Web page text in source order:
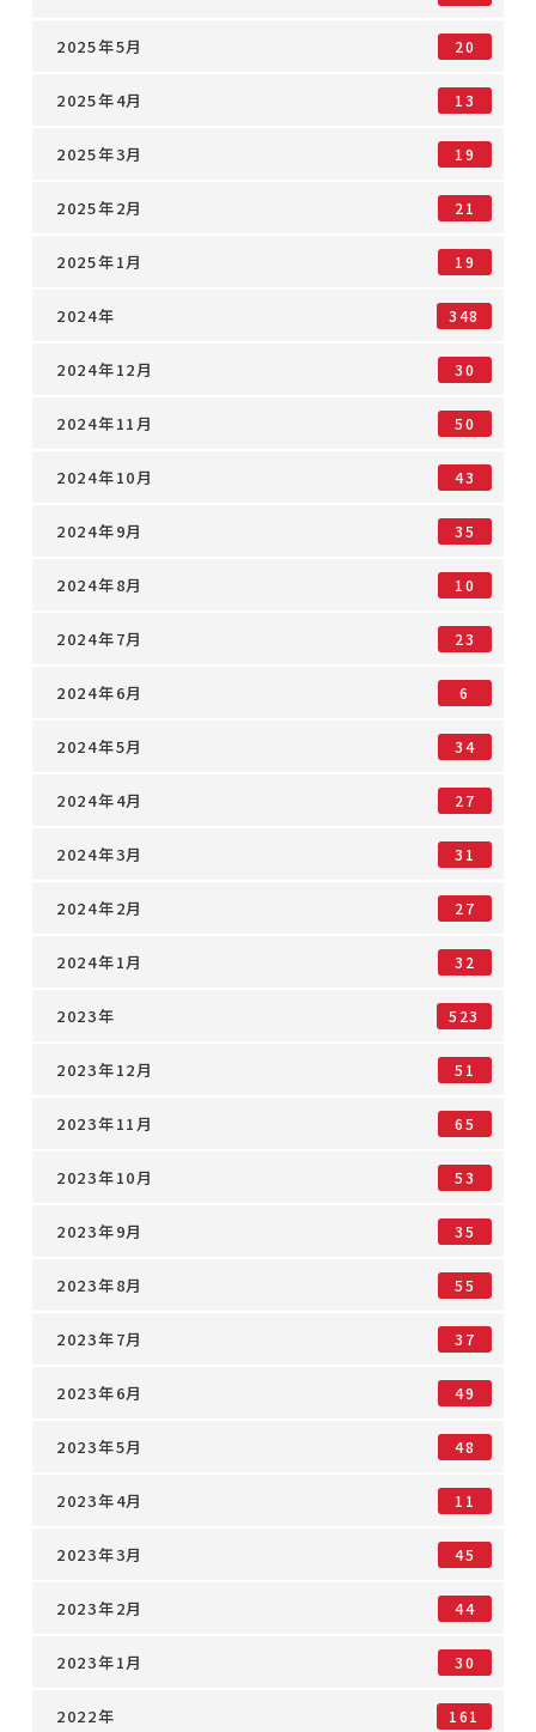
2025年5月 20
2025年4月 13
2025年3月 19
2025年2月 21
2025年1月 19
2024年 348
2024年12月 30
2024年11月 50
2024年10月 43
2024年9月 35
2024年8月 10
2024年7月 23
2024年6月 6
2024年5月 34
2024年4月 27
2024年3月 31
2024年2月 27
2024年1月 32
2023年 523
2023年12月 51
2023年11月 65
2023年10月 53
2023年9月 35
2023年8月 55
2023年7月 37
2023年6月 49
2023年5月 48
2023年4月 11
2023年3月 45
2023年2月 44
2023年1月 30
2022年 161